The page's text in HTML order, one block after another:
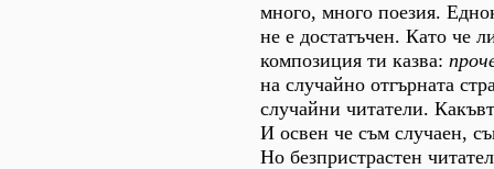
много, много поезия.
не е достатъчен. Като че
композиция ти казва:
на случайно отгърната
случайни читатели.
И освен че съм случаен,
Но безпристрастен